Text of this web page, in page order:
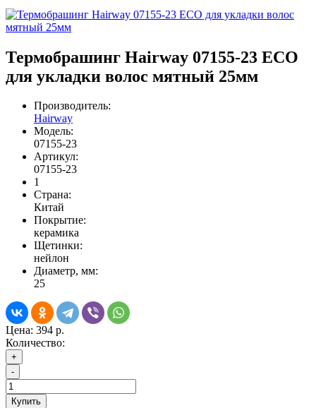
Термобрашинг Hairway 07155-23 ECO
для укладки волос мятный 25мм
Производитель:
Hairway
Модель:
07155-23
Артикул:
07155-23
1
Страна:
Китай
Покрытие:
керамика
Щетинки:
нейлон
Диаметр, мм:
25
Цена: 394 р.
Количество:
+
-
Купить